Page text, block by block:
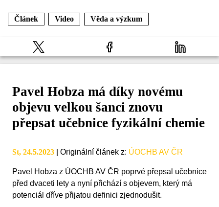
Článek Video Věda a výzkum
Pavel Hobza má díky novému
objevu velkou šanci znovu
přepsat učebnice fyzikální chemie
St, 24.5.2023 Originální článek z: ÚOCHB AV ČR
Pavel Hobza z ÚOCHB AV ČR poprvé přepsal učebnice
před dvaceti lety a nyní přichází s objevem, který má
potenciál dříve přijatou definici zjednodušit.